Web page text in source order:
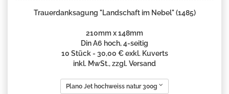
Trauerdanksagung "Landschaft im Nebel" (1485)
210mm x 148mm
Din A6 hoch, 4-seitig
10 Stück - 30,00 € exkl. Kuverts
inkl. MwSt., zzgl. Versand
Plano Jet hochweiss natur 300g